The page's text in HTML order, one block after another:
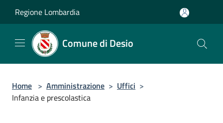
Regione Lombardia
Comune di Desio
Home > Amministrazione > Uffici >
Infanzia e prescolastica